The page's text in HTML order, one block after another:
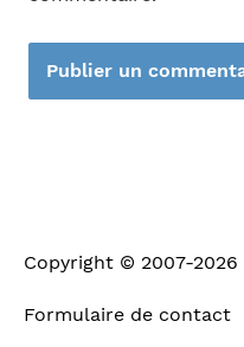
Copyright © 2007-2026
Formulaire de contact